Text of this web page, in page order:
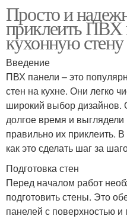
Просто и
приклеить ПВХ
кухонную стену
Введение
ПВХ панели – это
стен на кухне. Они легко
широкий выбор дизайнов.
долгое время и
правильно их приклеить.
как это сделать шаг за
Подготовка стен
Перед началом работ
подготовить стены. Это
панелей с поверхностью и